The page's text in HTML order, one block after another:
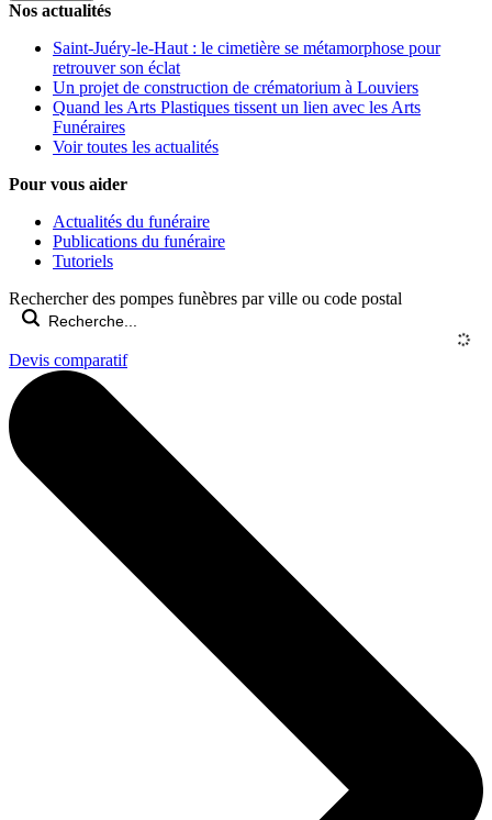
Nos actualités
Saint-Juéry-le-Haut : le cimetière se métamorphose pour
retrouver son éclat
Un projet de construction de crématorium à Louviers
Quand les Arts Plastiques tissent un lien avec les Arts
Funéraires
Voir toutes les actualités
Pour vous aider
Actualités du funéraire
Publications du funéraire
Tutoriels
Rechercher des pompes funèbres par ville ou code postal
Devis comparatif